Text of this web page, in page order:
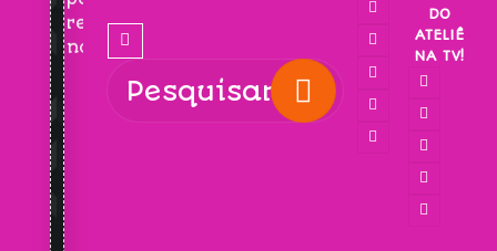
receber
novidades!
DO
ATELIÊ
NA TV!